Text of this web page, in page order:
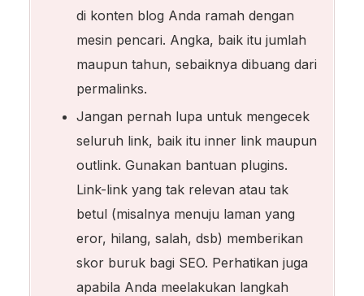
di konten blog Anda ramah dengan
mesin pencari. Angka, baik itu jumlah
maupun tahun, sebaiknya dibuang dari
permalinks.
Jangan pernah lupa untuk mengecek
seluruh link, baik itu inner link maupun
outlink. Gunakan bantuan plugins.
Link-link yang tak relevan atau tak
betul (misalnya menuju laman yang
eror, hilang, salah, dsb) memberikan
skor buruk bagi SEO. Perhatikan juga
apabila Anda meelakukan langkah